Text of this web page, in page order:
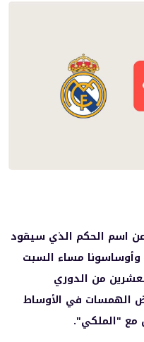
عن اسم الحكم الذي سيقود
وأوساسونا مساء السبت
من الدوري
الهمسات في الأوساط
مع "الملكي".